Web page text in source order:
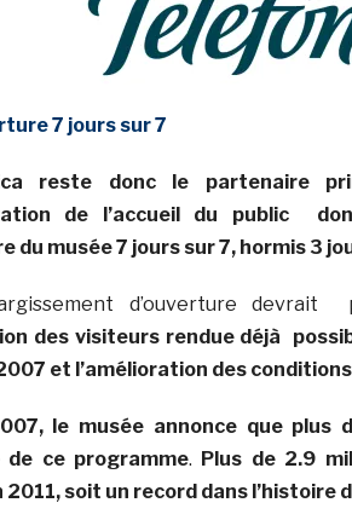
7 jours sur 7
reste donc le partenaire
de l’accueil du public
du musée 7 jours sur 7, hormis 3
d’ouverture devrait
des visiteurs rendue déjà
et l’amélioration des conditions
le musée annonce que plus
de ce programme. Plus de 2.9
2011, soit un record dans l’histoire